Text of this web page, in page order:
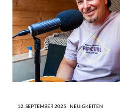
12. SEPTEMBER 2025 | NEUIGKEITEN